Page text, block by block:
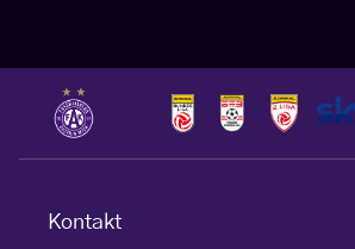
Kontakt